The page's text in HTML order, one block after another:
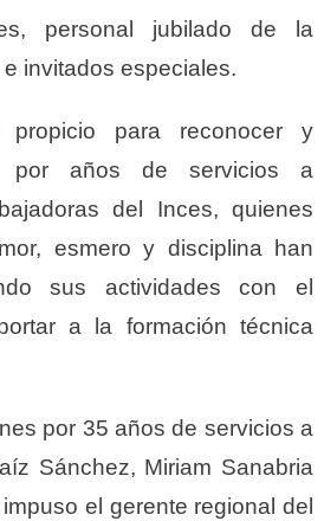
personal jubilado de la
invitados especiales.
para reconocer y
por años de servicios a
del Inces, quienes
esmero y disciplina han
sus actividades con el
a la formación técnica
por 35 años de servicios a
Sánchez, Miriam Sanabria
el gerente regional del